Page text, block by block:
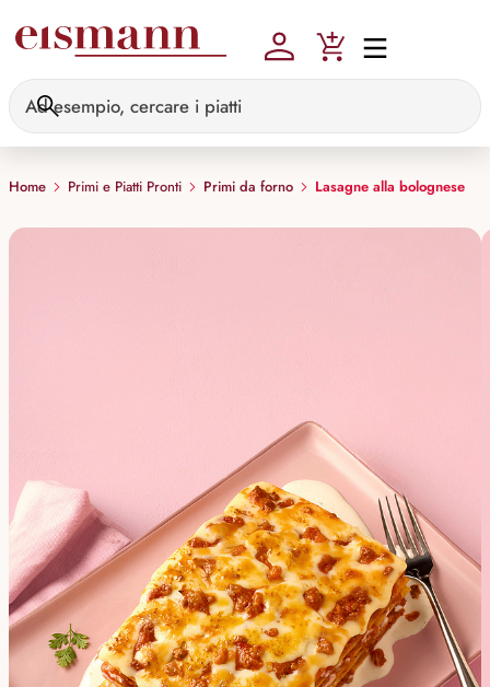
Home Primi e Piatti Pronti Primi da forno Lasagne alla bolognese